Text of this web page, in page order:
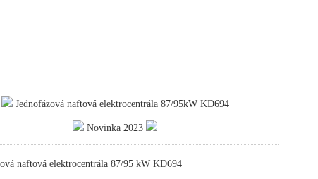
Jednofázová naftová elektrocentrála 87/95kW KD694
Novinka 2023
naftová elektrocentrála 87/95 kW KD694